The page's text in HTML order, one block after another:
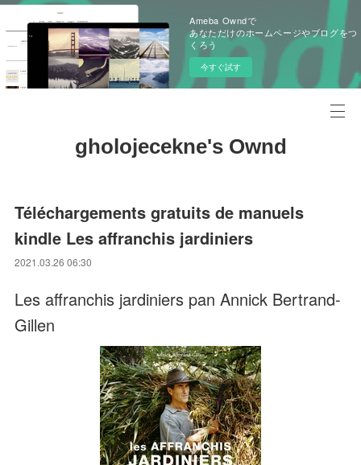
Ameba Owndで
あなただけのホームページやブログをつ
くろう
今すぐ試す
gholojecekne's Ownd
Téléchargements gratuits de manuels
kindle Les affranchis jardiniers
2021.03.26 06:30
Les affranchis jardiniers pan Annick Bertrand-
Gillen